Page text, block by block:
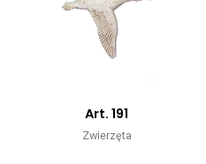
Art. 191
Zwierzęta